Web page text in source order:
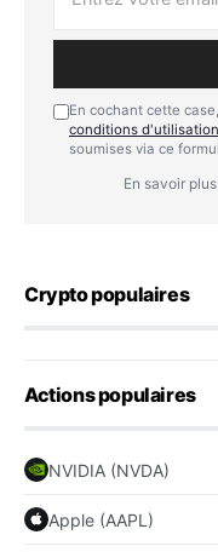
En cochant cette
conditions d'utilisation
soumises via ce
En savoir
Crypto populaires
Actions populaires
NVIDIA (NVDA)
Apple (AAPL)